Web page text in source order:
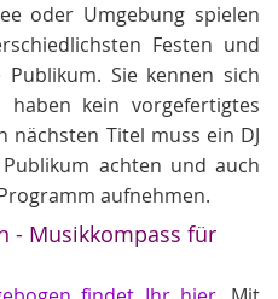
oder Umgebung spielen
Festen und
Sie kennen sich
kein vorgefertigtes
nächsten Titel muss ein DJ
achten und auch
aufnehmen.
- Musikkompass für